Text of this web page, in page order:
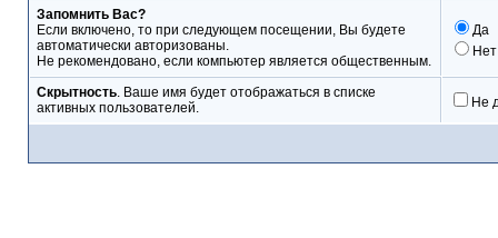
Запомнить Вас?
Если включено, то при следующем посещении, Вы будете
автоматически авторизованы.
Не рекомендовано, если компьютер является общественным.
Да
Нет
Скрытность. Ваше имя будет отображаться в списке
активных пользователей.
Не